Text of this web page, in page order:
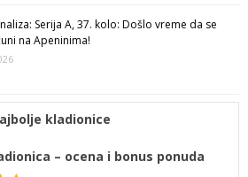
Serija A, 37. kolo: Došlo vreme da se
na Apeninima!
kladionice
– ocena i bonus ponuda